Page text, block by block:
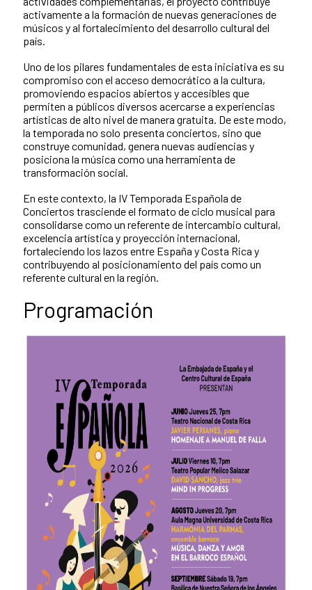
activamente a la formación de nuevas generaciones de
músicos y al fortalecimiento del desarrollo cultural del
país.
Uno de los pilares fundamentales de esta iniciativa es su
compromiso con el acceso democrático a la cultura,
promoviendo espacios abiertos y accesibles que
permiten a públicos diversos acercarse a experiencias
artísticas de alto nivel de manera gratuita. De este modo,
la temporada no solo presenta conciertos, sino que
construye comunidad, genera nuevas audiencias y
posiciona la música como una herramienta de
transformación social.
En este contexto, la IV Temporada Española de
Conciertos trasciende el formato de ciclo musical para
consolidarse como un referente de intercambio cultural,
excelencia artística y proyección internacional,
fortaleciendo los lazos entre España y Costa Rica y
contribuyendo al posicionamiento del país como un
referente cultural en la región.
Programación